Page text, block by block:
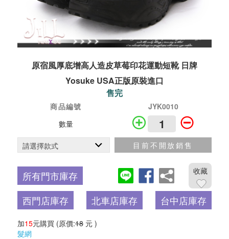
原宿風厚底增高人造皮草莓印花運動短靴 日牌
Yosuke USA正版原裝進口
售完
商品編號
JYK0010
數量
目前不開放銷售
所有門市庫存 收藏
西門店庫存 北車店庫存 台中店庫存
加15元購買 (原價:18 元 )
髮網